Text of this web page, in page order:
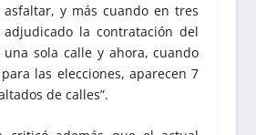
y más cuando en tres
la contratación del
sola calle y ahora, cuando
las elecciones, aparecen 7
de calles”.